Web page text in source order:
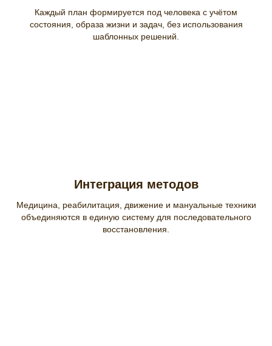
Каждый план формируется под человека с учётом
состояния, образа жизни и задач, без использования
шаблонных решений.
Интеграция методов
Медицина, реабилитация, движение и мануальные техники
объединяются в единую систему для последовательного
восстановления.